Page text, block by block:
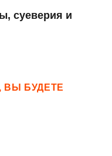
суеверия и
ВЫ БУДЕТЕ